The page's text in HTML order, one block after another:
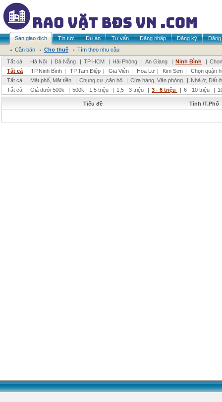
Sàn giao dịch Tin tức Dự án Tư vấn Đăng nhập Đăng ký
Đăng
Cần bán
Cho thuê
Tìm theo nhu cầu
Tất cả
| Hà Nội | Đà Nẵng | TP HCM | Hải Phòng | An Giang | Ninh Bình |
Tất cả | TP.Ninh Bình | TP.Tam Điệp | Gia Viễn | Hoa Lư | Kim Sơn |
Chọn quận
Tất cả
| Mặt phố, Mặt tiền | Chung cư ,căn hộ | Cửa hàng, Văn phòng | Nhà ở, Đất ở
Tất cả
| Giá dưới 500k | 500k - 1,5 triệu | 1,5 - 3 triệu | 3 - 6 triệu | 6 - 10 triệu |
Tiêu đề Tỉnh /T.Phố